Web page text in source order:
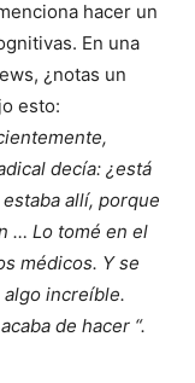
hacer un
En una
¿notas un
esto:
decía: ¿está
allí, porque
… Lo tomé en el
médicos. Y se
increíble.
de hacer “.